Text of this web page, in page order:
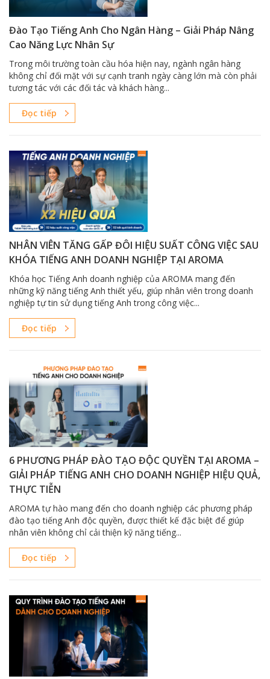
Đào Tạo Tiếng Anh Cho Ngân Hàng – Giải Pháp Nâng
Cao Năng Lực Nhân Sự
Trong môi trường toàn cầu hóa hiện nay, ngành ngân hàng
không chỉ đối mặt với sự cạnh tranh ngày càng lớn mà còn phải
tương tác với các đối tác và khách hàng...
Đọc tiếp
NHÂN VIÊN TĂNG GẤP ĐÔI HIỆU SUẤT CÔNG VIỆC SAU
KHÓA TIẾNG ANH DOANH NGHIỆP TẠI AROMA
Khóa học Tiếng Anh doanh nghiệp của AROMA mang đến
những kỹ năng tiếng Anh thiết yếu, giúp nhân viên trong doanh
nghiệp tự tin sử dụng tiếng Anh trong công việc...
Đọc tiếp
6 PHƯƠNG PHÁP ĐÀO TẠO ĐỘC QUYỀN TẠI AROMA –
GIẢI PHÁP TIẾNG ANH CHO DOANH NGHIỆP HIỆU QUẢ,
THỰC TIỄN
AROMA tự hào mang đến cho doanh nghiệp các phương pháp
đào tạo tiếng Anh độc quyền, được thiết kế đặc biệt để giúp
nhân viên không chỉ cải thiện kỹ năng tiếng...
Đọc tiếp